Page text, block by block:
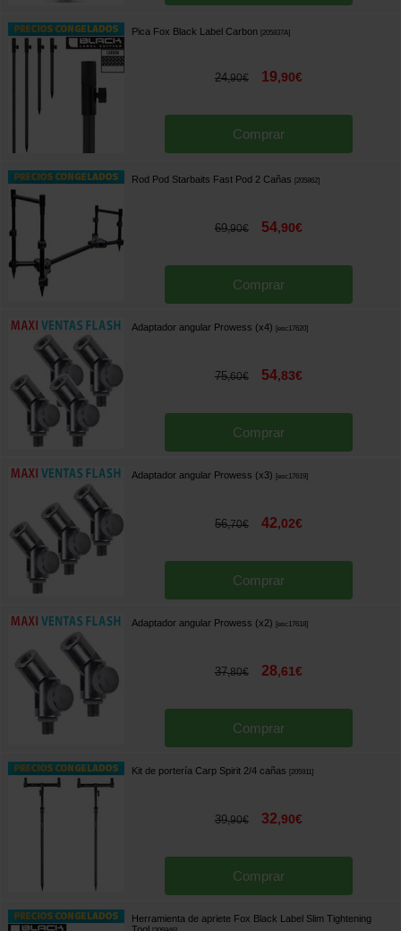
Pica Fox Black Label Carbon 205837A]
24,90€ 19,90€
Comprar
Rod Pod Starbaits Fast Pod 2 Cañas 205862]
69,90€ 54,90€
Comprar
Adaptador angular Prowess (x4) [esc17620]
75,60€ 54,83€
Comprar
Adaptador angular Prowess (x3) [esc17619]
56,70€ 42,02€
Comprar
Adaptador angular Prowess (x2) [esc17618]
37,80€ 28,61€
Comprar
Kit de portería Carp Spirit 2/4 cañas 205911]
39,90€ 32,90€
Comprar
Herramienta de apriete Fox Black Label Slim Tightening